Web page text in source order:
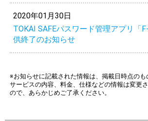
2020年01月30日
TOKAI SAFEパスワード管理アプリ「
供終了のお知らせ
※お知らせに記載された情報は、掲載日時点のも
サービスの内容、料金、仕様などの情報は変更
ので、あらかじめご了承ください。